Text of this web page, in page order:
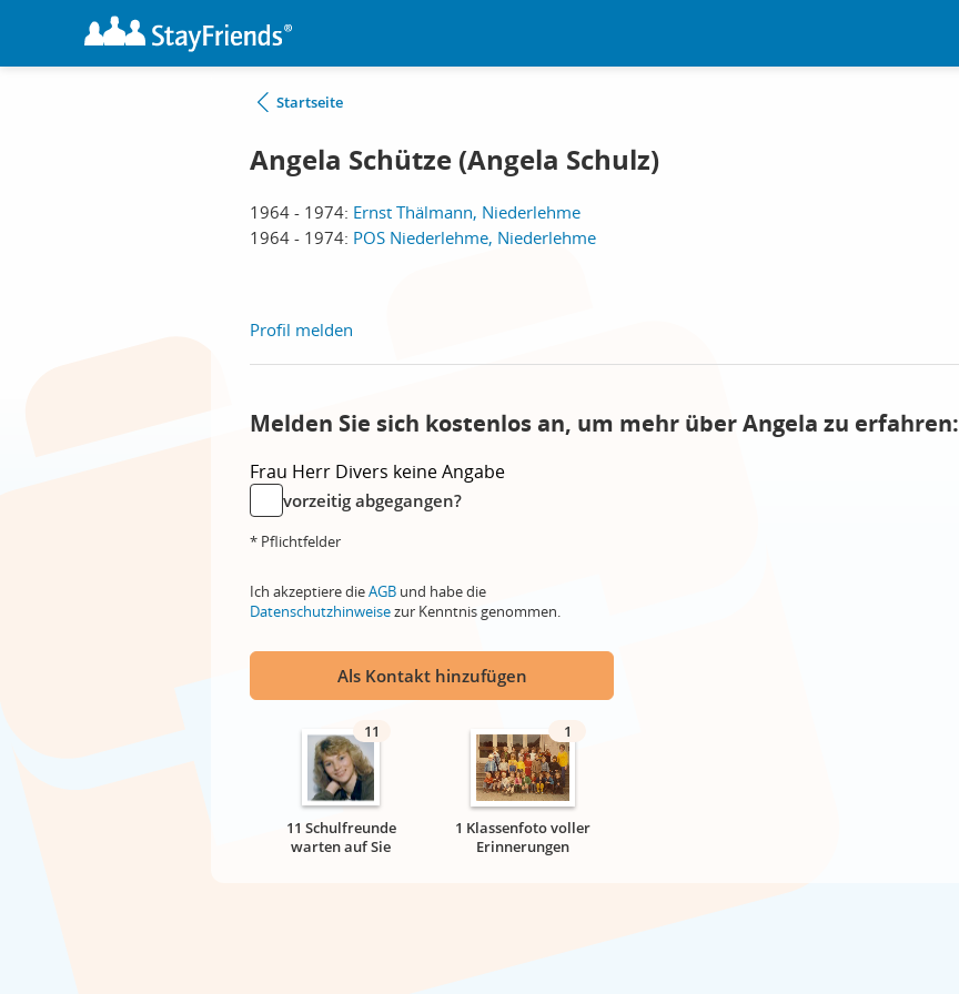
Startseite
Angela Schütze (Angela Schulz)
1964 - 1974: Ernst Thälmann, Niederlehme
1964 - 1974: POS Niederlehme, Niederlehme
Profil melden
Melden Sie sich kostenlos an, um mehr über Angela zu erfahren:
Frau Herr Divers keine Angabe
vorzeitig abgegangen?
* Pflichtfelder
Ich akzeptiere dieAGB und habe die
Datenschutzhinweisezur Kenntnis genommen.
Als Kontakt hinzufügen
11
11 Schulfreunde
warten auf Sie
1
1 Klassenfoto voller
Erinnerungen